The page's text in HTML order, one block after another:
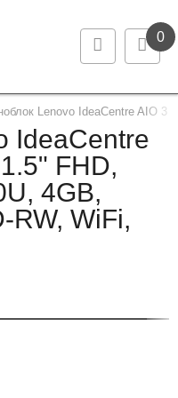
0
Lenovo IdeaCentre AIO 3
IdeaCentre
FHD,
4GB,
RW, WiFi,